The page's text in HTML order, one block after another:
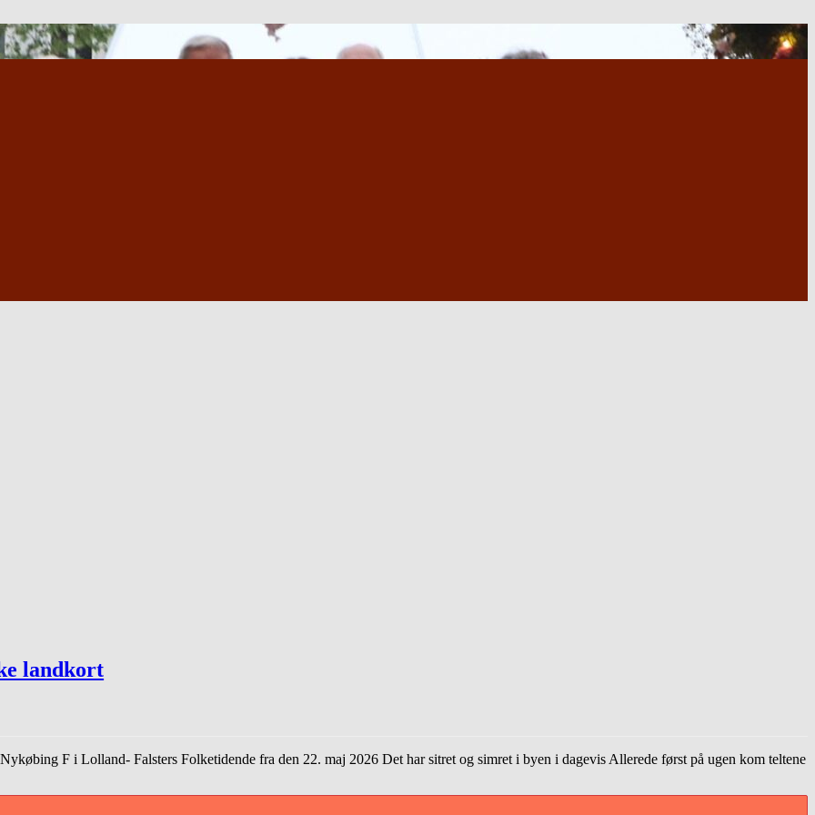
landkort
F i Lolland- Falsters Folketidende fra den 22. maj 2026 Det har sitret og simret i byen i dagevis Allerede først på ugen kom teltene